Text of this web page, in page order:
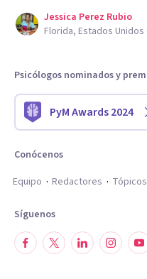
Jessica Perez Rubio
Florida, Estados
Psicólogos nominados y
PyM Awards 2024
Conócenos
Equipo
Redactores Tópicos
Síguenos